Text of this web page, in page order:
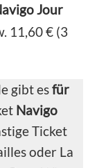
Jour
11,60 € (3
gibt esfür
Navigo
Ticket
oder La